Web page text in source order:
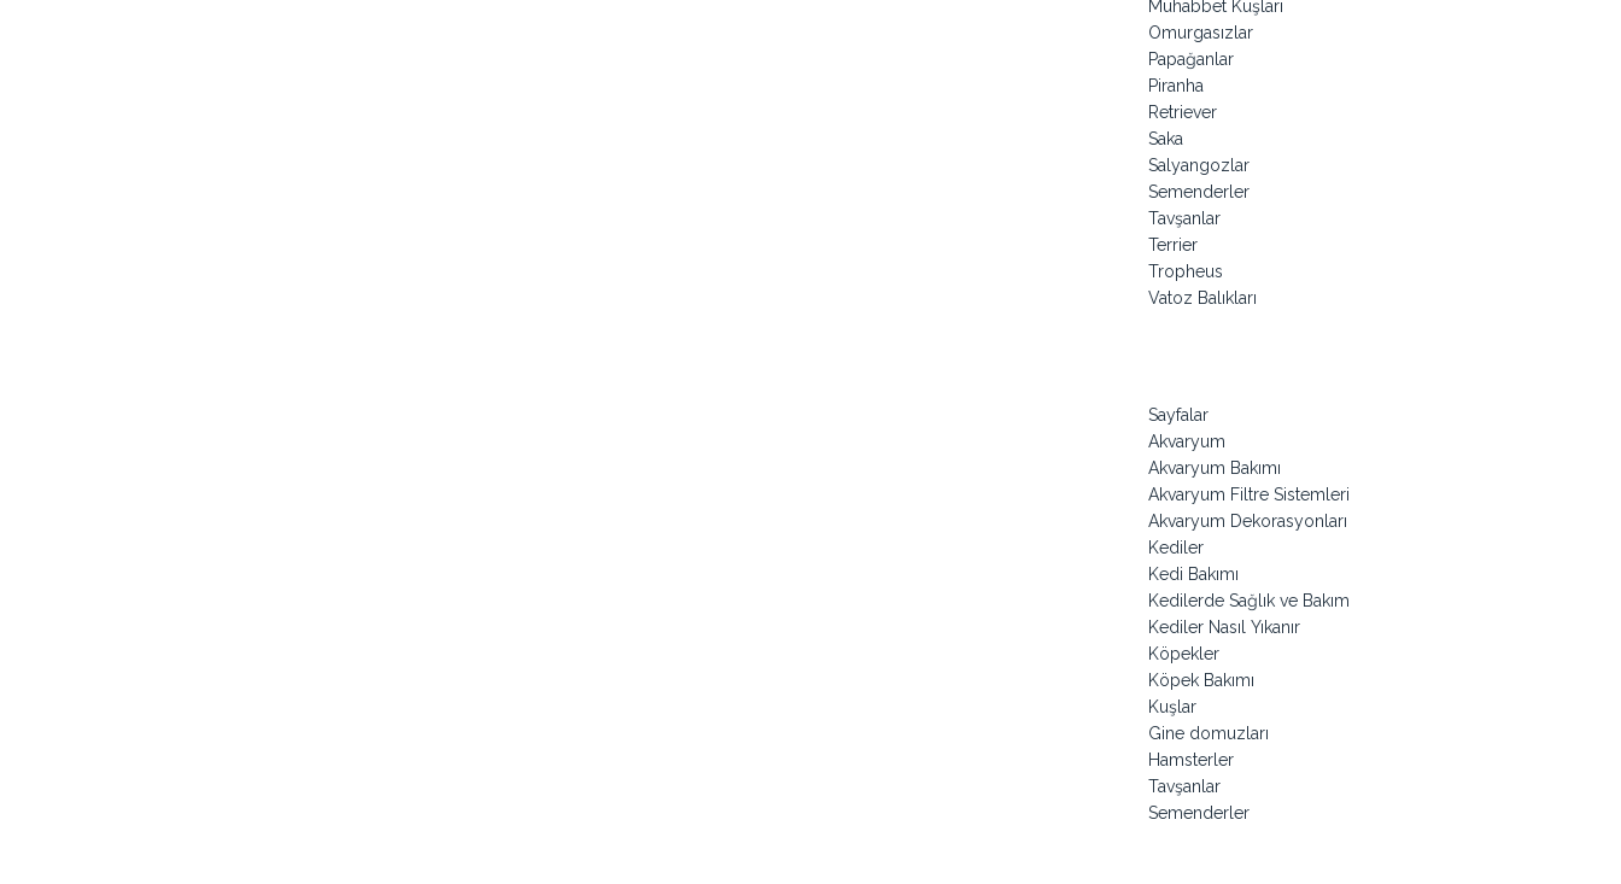
Muhabbet Kuşları
Omurgasızlar
Papağanlar
Piranha
Retriever
Saka
Salyangozlar
Semenderler
Tavşanlar
Terrier
Tropheus
Vatoz Balıkları
Sayfalar
Akvaryum
Akvaryum Bakımı
Akvaryum Filtre Sistemleri
Akvaryum Dekorasyonları
Kediler
Kedi Bakımı
Kedilerde Sağlık ve Bakım
Kediler Nasıl Yıkanır
Köpekler
Köpek Bakımı
Kuşlar
Gine domuzları
Hamsterler
Tavşanlar
Semenderler